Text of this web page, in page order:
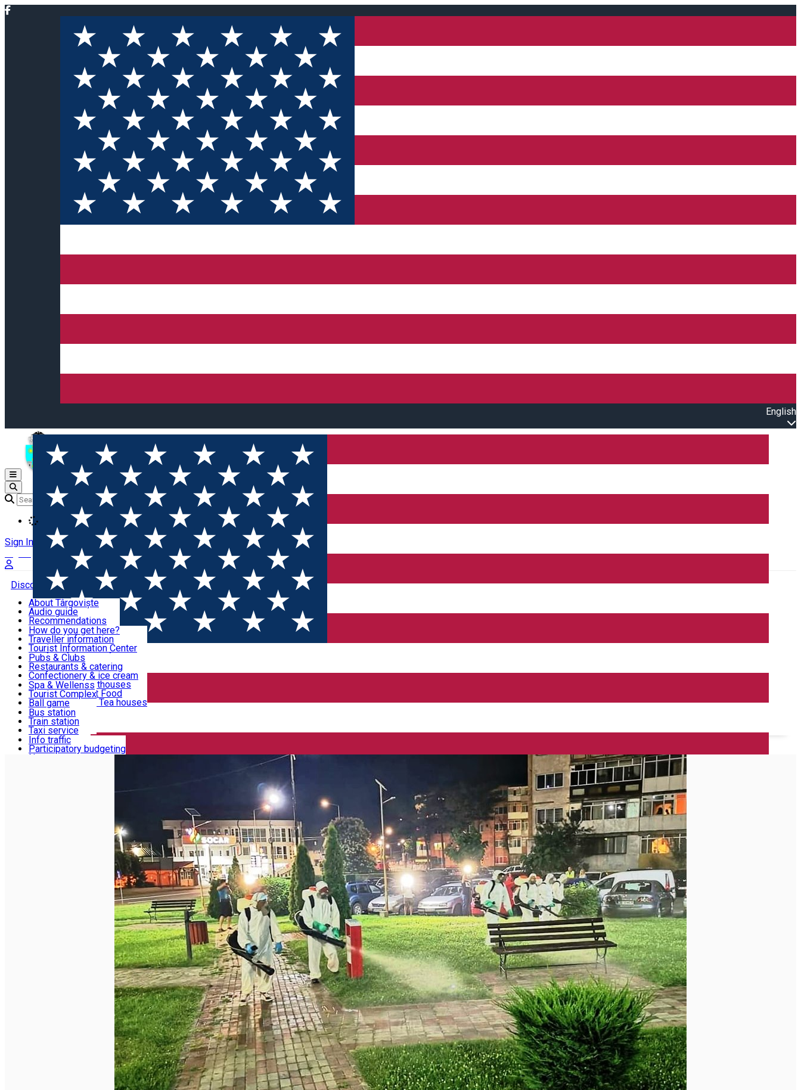
English
Open main menu
Sign In
Discover Târgoviște
Useful information!
Accommodation & Food
Activities
Transportation & Parking
We keep you informed!
About Târgoviște
Audio guide
Recommendations
Parks & Zoo
Church & monasteries
Art & culture
Event organizers
Legends and stories
Târgoviște in pictures
How do you get here?
Traveller information
Tourist Information Center
Useful information for locals
Community
Pubs & Clubs
Restaurants & catering
Confectionery & ice cream
Hotels and guesthouses
Pizzerias & Fast Food
Coffee places & Tea houses
Spa & Wellenss
Tourist Complex
Ball game
Swimming
Sport clubs
Playgrounds
Bus station
Train station
Taxi service
Rent a car
Car wash
Parking places
Info traffic
Participatory budgeting
News
Home Târgoviște City Hall News